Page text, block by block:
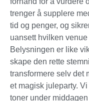
trenger å supplere
tid og penger, og
uansett hvilken
Belysningen er like
skape den rette
transformere selv det
et magisk juleparty.
toner under